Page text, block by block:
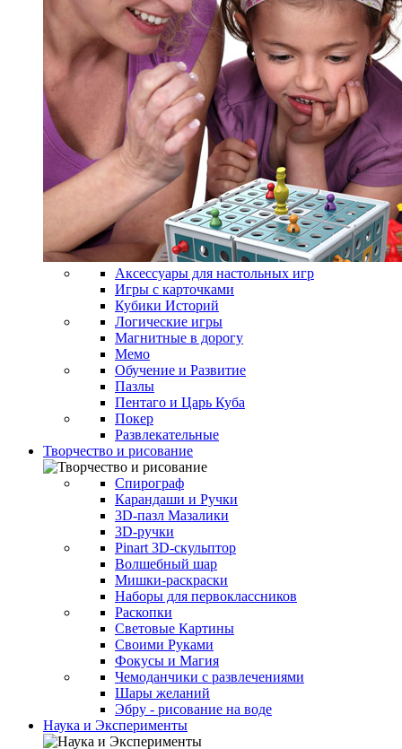
Аксессуары для настольных игр
Игры с карточками
Кубики Историй
Логические игры
Магнитные в дорогу
Мемо
Обучение и Развитие
Пазлы
Пентаго и Царь Куба
Покер
Развлекательные
Творчество и рисование
Спирограф
Карандаши и Ручки
3D-пазл Мазалики
3D-ручки
Pinart 3D-скульптор
Волшебный шар
Мишки-раскраски
Наборы для первоклассников
Раскопки
Световые Картины
Своими Руками
Фокусы и Магия
Чемоданчики с развлечениями
Шары желаний
Эбру - рисование на воде
Наука и Эксперименты